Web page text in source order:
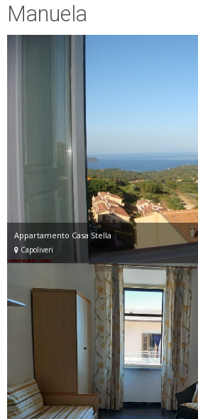
Manuela
Appartamento Casa Stella
Capoliveri